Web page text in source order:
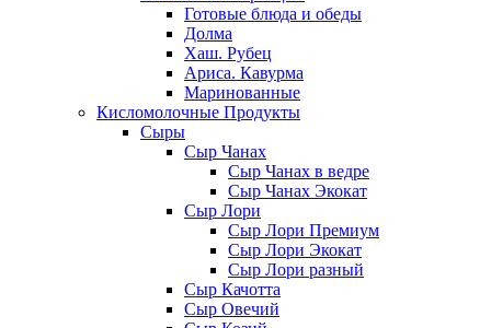
Готовые блюда и обеды
Долма
Хаш. Рубец
Ариса. Кавурма
Маринованные
Кисломолочные Продукты
Сыры
Сыр Чанах
Сыр Чанах в ведре
Сыр Чанах Экокат
Сыр Лори
Сыр Лори Премиум
Сыр Лори Экокат
Сыр Лори разный
Сыр Качотта
Сыр Овечий